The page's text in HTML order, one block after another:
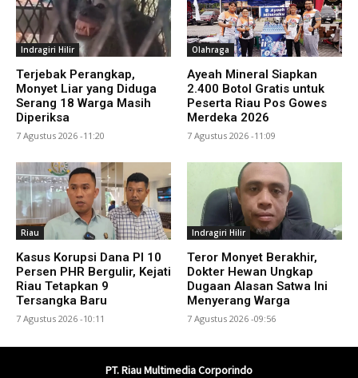
Indragiri Hilir
Terjebak Perangkap,
Monyet Liar yang Diduga
Serang 18 Warga Masih
Diperiksa
7 Agustus 2026 -11:20
Olahraga
Ayeah Mineral Siapkan
2.400 Botol Gratis untuk
Peserta Riau Pos Gowes
Merdeka 2026
7 Agustus 2026 -11:09
Riau
Kasus Korupsi Dana PI 10
Persen PHR Bergulir, Kejati
Riau Tetapkan 9
Tersangka Baru
7 Agustus 2026 -10:11
Indragiri Hilir
Teror Monyet Berakhir,
Dokter Hewan Ungkap
Dugaan Alasan Satwa Ini
Menyerang Warga
7 Agustus 2026 -09:56
PT. Riau Multimedia Corporindo